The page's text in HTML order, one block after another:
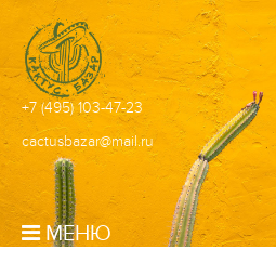
+7 (495) 103-47-23
cactusbazar@mail.ru
МЕНЮ